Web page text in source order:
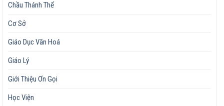
Chầu Thánh Thể
Cơ Sở
Giáo Dục Văn Hoá
Giáo Lý
Giới Thiệu Ơn Gọi
Học Viện